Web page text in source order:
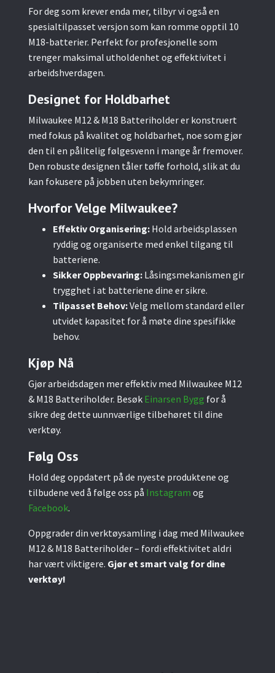
For deg som krever enda mer, tilbyr vi også en
spesialtilpasset versjon som kan romme opptil 10
M18-batterier. Perfekt for profesjonelle som
trenger maksimal utholdenhet og effektivitet i
arbeidshverdagen.
Designet for Holdbarhet
Milwaukee M12 & M18 Batteriholder er konstruert
med fokus på kvalitet og holdbarhet, noe som gjør
den til en pålitelig følgesvenn i mange år fremover.
Den robuste designen tåler tøffe forhold, slik at du
kan fokusere på jobben uten bekymringer.
Hvorfor Velge Milwaukee?
Effektiv Organisering: Hold arbeidsplassen
ryddig og organiserte med enkel tilgang til
batteriene.
Sikker Oppbevaring: Låsingsmekanismen gir
trygghet i at batteriene dine er sikre.
Tilpasset Behov:Velg mellom standard eller
utvidet kapasitet for å møte dine spesifikke
behov.
Kjøp Nå
Gjør arbeidsdagen mer effektiv med Milwaukee M12
& M18 Batteriholder. Besøk Einarsen Bygg for å
sikre deg dette uunnværlige tilbehøret til dine
verktøy.
Følg Oss
Hold deg oppdatert på de nyeste produktene og
tilbudene ved å følge oss på Instagram og
Facebook.
Oppgrader din verktøysamling i dag med Milwaukee
M12 & M18 Batteriholder – fordi effektivitet aldri
har vært viktigere. Gjør et smart valg for dine
verktøy!